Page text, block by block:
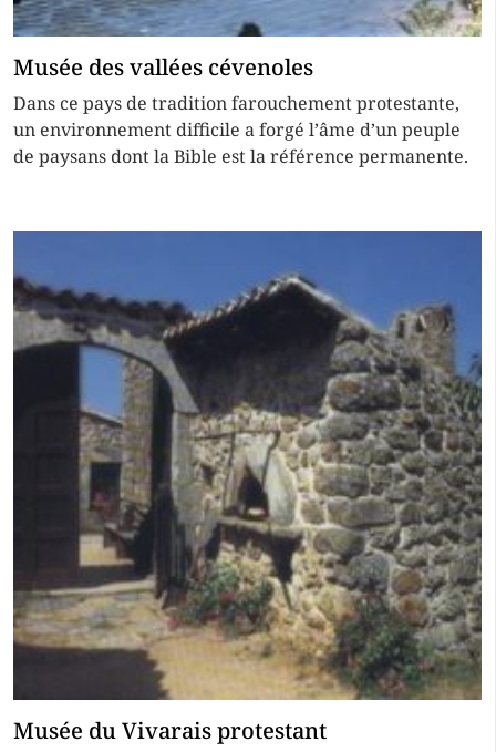
Musée des vallées cévenoles
Dans ce pays de tradition farouchement protestante,
un environnement difficile a forgé l’âme d’un peuple
de paysans dont la Bible est la référence permanente.
Musée du Vivarais protestant